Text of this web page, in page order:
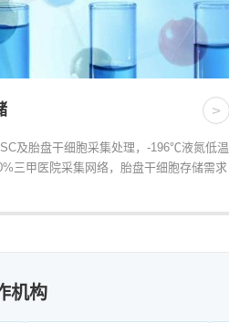
>
及胎盘干细胞采集处理，-196℃液氮低温
三甲医院采集网络，胎盘干细胞存储需求
机构